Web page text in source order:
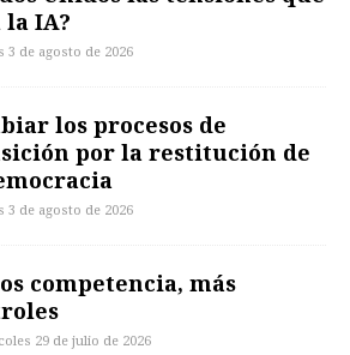
la IA?
3 de agosto de 2026
los procesos de
por la restitución de
3 de agosto de 2026
competencia, más
29 de julio de 2026